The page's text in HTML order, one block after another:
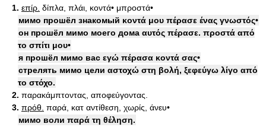
1. επίρ. δίπλα, πλάι, κοντά• μπροστά•
мимо прошёл знакомый κοντά μου πέρασε ένας γνωστός•
он прошёл мимо моего дома αυτός πέρασε. προστά από
το σπίτι μου•
я прошёл мимо вас εγώ πέρασα κοντά σας•
стрелять мимо цели αστοχώ στη βολή, ξεφεύγω λίγο από
το στόχο.
2. παρακάμπτοντας, αποφεύγοντας.
3. πρόθ. παρά, κατ αντίθεση, χωρίς, άνευ•
мимо воли παρά τη θέληση.